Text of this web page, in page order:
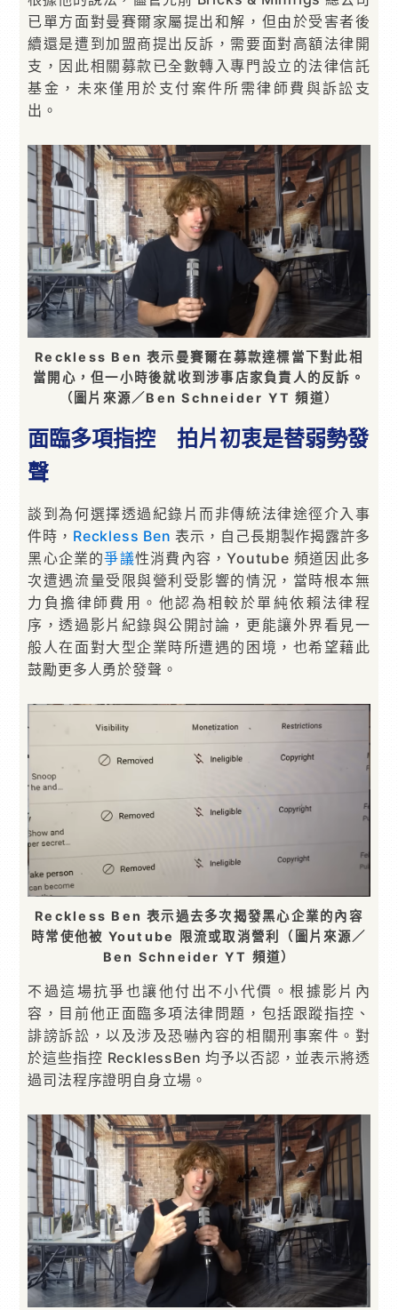
已單方面對曼賽爾家屬提出和解，但由於受害者後
續還是遭到加盟商提出反訴，需要面對高額法律開
支，因此相關募款已全數轉入專門設立的法律信託
基金，未來僅用於支付案件所需律師費與訴訟支
出。
Reckless Ben 表示曼賽爾在募款達標當下對此相
當開心，但一小時後就收到涉事店家負責人的反訴。
（圖片來源／Ben Schneider YT 頻道）
面臨多項指控 拍片初衷是替弱勢發
聲
談到為何選擇透過紀錄片而非傳統法律途徑介入事
件時， Reckless Ben 表示，自己長期製作揭露許多
黑心企業的爭議性消費內容，Youtube 頻道因此多
次遭遇流量受限與營利受影響的情況，當時根本無
力負擔律師費用。他認為相較於單純依賴法律程
序，透過影片紀錄與公開討論，更能讓外界看見一
般人在面對大型企業時所遭遇的困境，也希望藉此
鼓勵更多人勇於發聲。
Reckless Ben 表示過去多次揭發黑心企業的內容
時常使他被 Youtube 限流或取消營利（圖片來源／
Ben Schneider YT 頻道）
不過這場抗爭也讓他付出不小代價。根據影片內
容，目前他正面臨多項法律問題，包括跟蹤指控、
誹謗訴訟，以及涉及恐嚇內容的相關刑事案件。對
於這些指控 RecklessBen 均予以否認，並表示將透
過司法程序證明自身立場。